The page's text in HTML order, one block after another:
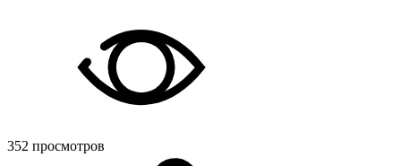
352 просмотров